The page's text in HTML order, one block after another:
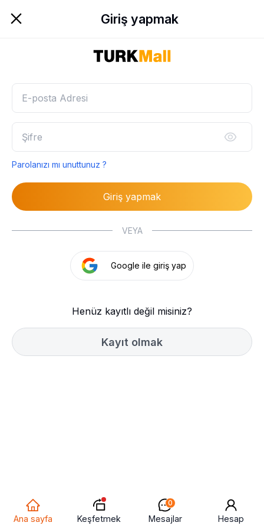
Giriş yapmak
Parolanızı mı unuttunuz ?
Giriş yapmak
VEYA
Google ile giriş yap
Henüz kayıtlı değil misiniz?
Kayıt olmak
Ana sayfa Keşfetmek Mesajlar
0
Hesap